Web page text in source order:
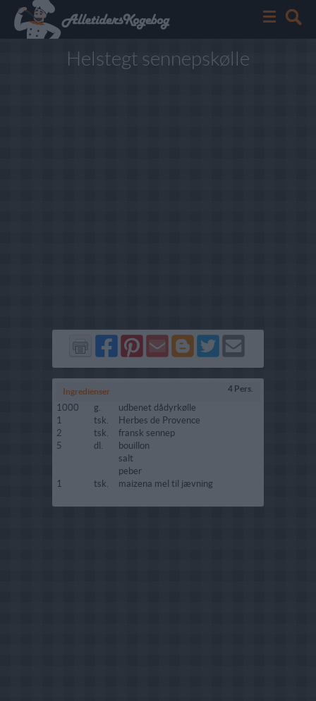
Helstegt sennepskølle
Del
på
Facebook
Del
på
Pinterest
Send
via
GMail
Del
på
Blogger
Del
på
Twitter
Send
Ingredienser 4 Pers.
1000 g.
udbenet dådyrkølle
1
tsk.
Herbes de Provence
2
tsk.
fransk sennep
5
dl.
bouillon
salt
peber
1
tsk. maizena mel til jævning